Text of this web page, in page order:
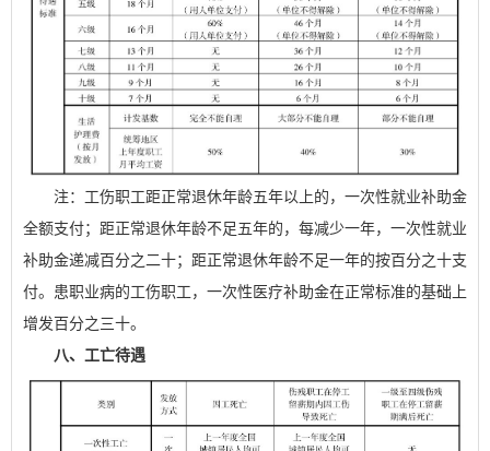
注：工伤职工距正常退休年龄五年以上的，一次性就业补助金
全额支付；距正常退休年龄不足五年的，每减少一年，一次性就业
补助金递减百分之二十；距正常退休年龄不足一年的按百分之十支
付。患职业病的工伤职工，一次性医疗补助金在正常标准的基础上
增发百分之三十。
八、工亡待遇